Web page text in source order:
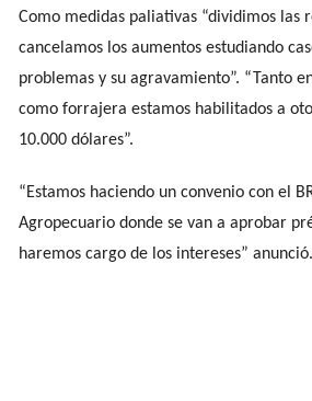
Como medidas paliativas “dividimos las
cancelamos los aumentos estudiando
problemas y su agravamiento”. “Tanto
como forrajera estamos habilitados a
10.000 dólares”.
“Estamos haciendo un convenio con el
Agropecuario donde se van a aprobar
haremos cargo de los intereses” anunció.